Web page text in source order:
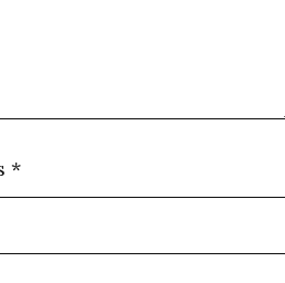
*